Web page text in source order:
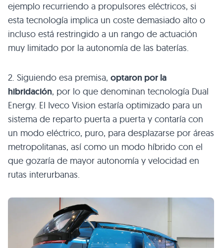
ejemplo recurriendo a propulsores eléctricos, si
esta tecnología implica un coste demasiado alto o
incluso está restringido a un rango de actuación
muy limitado por la autonomía de las baterías.
2. Siguiendo esa premisa, optaron por la
hibridación, por lo que denominan tecnología Dual
Energy. El Iveco Vision estaría optimizado para un
sistema de reparto puerta a puerta y contaría con
un modo eléctrico, puro, para desplazarse por áreas
metropolitanas, así como un modo híbrido con el
que gozaría de mayor autonomía y velocidad en
rutas interurbanas.